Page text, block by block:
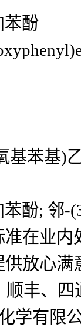
苯酚
基苯基)
酚; 邻-
在业
放心
顺丰、
学有限